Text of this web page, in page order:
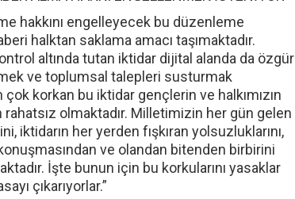
hakkını engelleyecek bu düzenleme
halktan saklama amacı taşımaktadır.
altında tutan iktidar dijital alanda da özgür
ve toplumsal talepleri susturmak
korkan bu iktidar gençlerin ve halkımızın
rahatsız olmaktadır. Milletimizin her gün gelen
iktidarın her yerden fışkıran yolsuzluklarını,
ve olandan bitenden birbirini
İşte bunun için bu korkularını yasaklar
çıkarıyorlar.”